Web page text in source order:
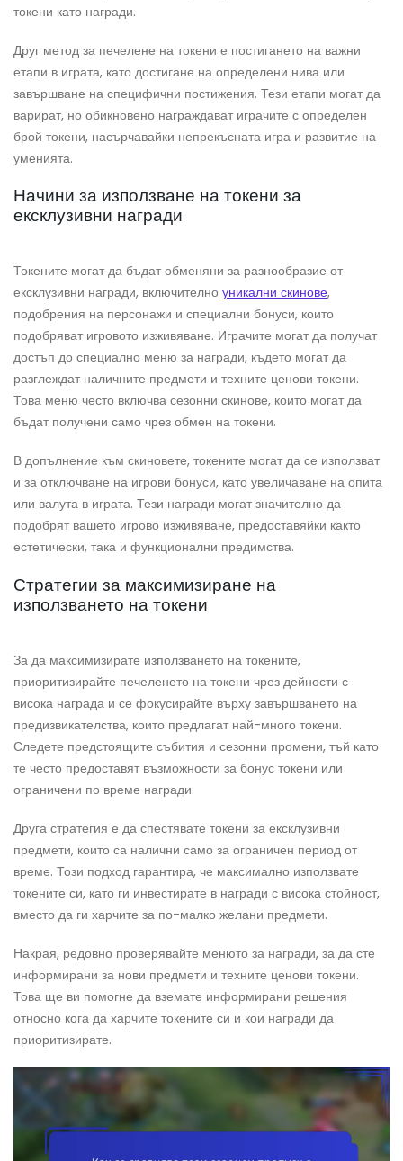
токени като награди.
Друг метод за печелене на токени е постигането на важни
етапи в играта, като достигане на определени нива или
завършване на специфични постижения. Тези етапи могат да
варират, но обикновено награждават играчите с определен
брой токени, насърчавайки непрекъсната игра и развитие на
уменията.
Начини за използване на токени за
ексклузивни награди
Токените могат да бъдат обменяни за разнообразие от
ексклузивни награди, включително уникални скинове,
подобрения на персонажи и специални бонуси, които
подобряват игровото изживяване. Играчите могат да получат
достъп до специално меню за награди, където могат да
разглеждат наличните предмети и техните ценови токени.
Това меню често включва сезонни скинове, които могат да
бъдат получени само чрез обмен на токени.
В допълнение към скиновете, токените могат да се използват
и за отключване на игрови бонуси, като увеличаване на опита
или валута в играта. Тези награди могат значително да
подобрят вашето игрово изживяване, предоставяйки както
естетически, така и функционални предимства.
Стратегии за максимизиране на
използването на токени
За да максимизирате използването на токените,
приоритизирайте печеленето на токени чрез дейности с
висока награда и се фокусирайте върху завършването на
предизвикателства, които предлагат най-много токени.
Следете предстоящите събития и сезонни промени, тъй като
те често предоставят възможности за бонус токени или
ограничени по време награди.
Друга стратегия е да спестявате токени за ексклузивни
предмети, които са налични само за ограничен период от
време. Този подход гарантира, че максимално използвате
токените си, като ги инвестирате в награди с висока стойност,
вместо да ги харчите за по-малко желани предмети.
Накрая, редовно проверявайте менюто за награди, за да сте
информирани за нови предмети и техните ценови токени.
Това ще ви помогне да вземате информирани решения
относно кога да харчите токените си и кои награди да
приоритизирате.